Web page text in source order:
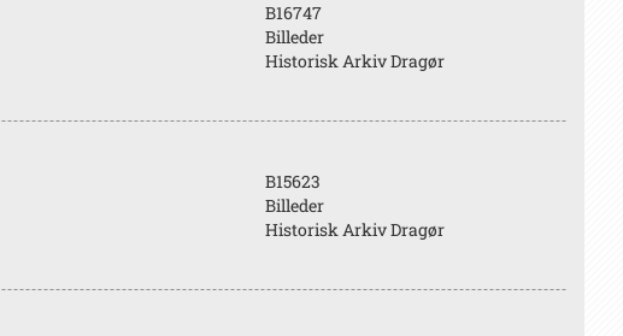
B16747
Billeder
Historisk Arkiv Dragør
B15623
Billeder
Historisk Arkiv Dragør